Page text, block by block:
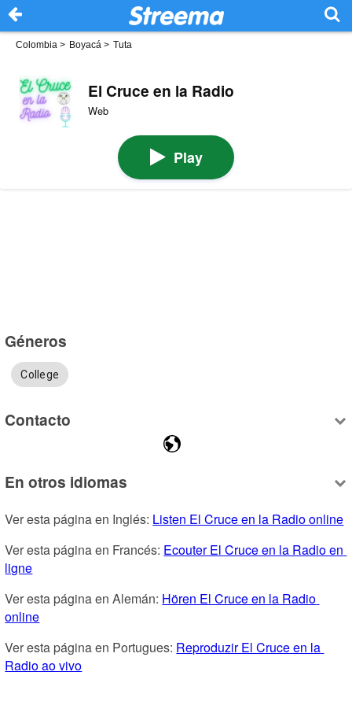
Colombia > Boyacá > Tuta
El Cruce en la Radio
Web
Play
Géneros
College
Contacto
En otros idiomas
Ver esta página en Inglés: Listen El Cruce en la Radio online
Ver esta página en Francés: Ecouter El Cruce en la Radio en
ligne
Ver esta página en Alemán: Hören El Cruce en la Radio
online
Ver esta página en Portugues: Reproduzir El Cruce en la
Radio ao vivo